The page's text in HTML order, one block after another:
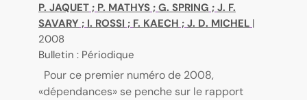
P. JAQUET ; P. MATHYS ; G. SPRING ; J. F.
SAVARY ; I. ROSSI ; F. KAECH ; J. D. MICHEL |
2008
Bulletin : Périodique
Pour ce premier numéro de 2008,
«dépendances» se penche sur le rapport